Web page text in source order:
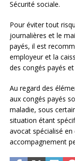
Sécurité sociale.
Pour éviter tout
journalières et le
payés, il est
employeur et la
des congés payés
Au regard des
aux congés payés
maladie, sous
situation étant
avocat spécialisé
accompagnement